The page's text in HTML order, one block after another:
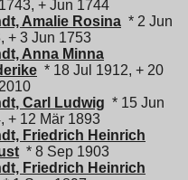
+ Jun 1744
Amalie Rosina * 2 Jun
+ 3 Jun 1753
Anna Minna
* 18 Jul 1912, + 20
Carl Ludwig * 15 Jun
+ 12 Mär 1893
Friedrich Heinrich
* 8 Sep 1903
Friedrich Heinrich